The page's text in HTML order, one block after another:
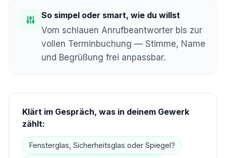
So simpel oder smart, wie du willst
Vom schlauen Anrufbeantworter bis zur
vollen Terminbuchung — Stimme, Name
und Begrüßung frei anpassbar.
Klärt im Gespräch, was in deinem Gewerk
zählt:
Fensterglas, Sicherheitsglas oder Spiegel?